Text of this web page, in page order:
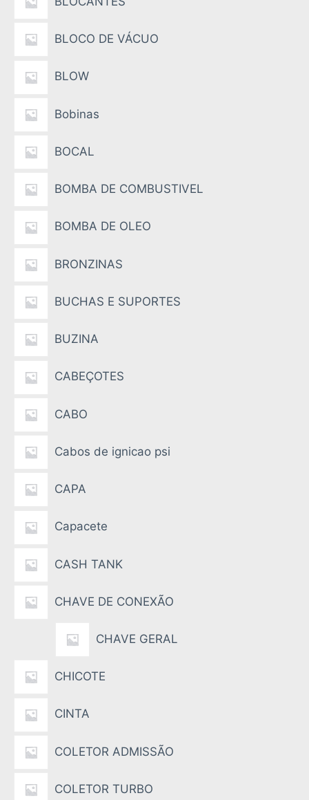
BLOCO DE VÁCUO
BLOW
Bobinas
BOCAL
BOMBA DE COMBUSTIVEL
BOMBA DE OLEO
BRONZINAS
BUCHAS E SUPORTES
BUZINA
CABEÇOTES
CABO
Cabos de ignicao psi
CAPA
Capacete
CASH TANK
CHAVE DE CONEXÃO
CHAVE GERAL
CHICOTE
CINTA
COLETOR ADMISSÃO
COLETOR TURBO